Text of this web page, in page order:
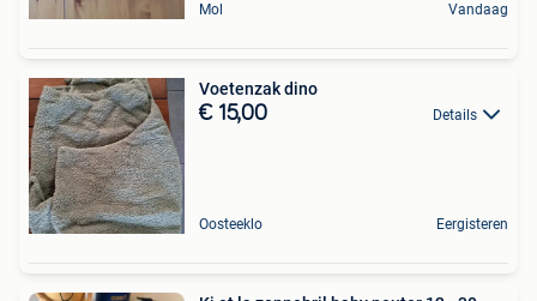
Mol Vandaag
Voetenzak dino
€ 15,00 Details
Oosteeklo Eergisteren